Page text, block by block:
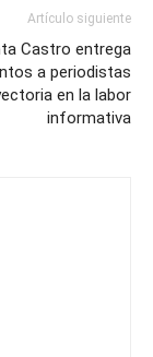
Artículo siguiente
Castro entrega
a periodistas
en la labor
informativa